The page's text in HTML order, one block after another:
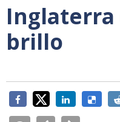
Inglaterra
brillo